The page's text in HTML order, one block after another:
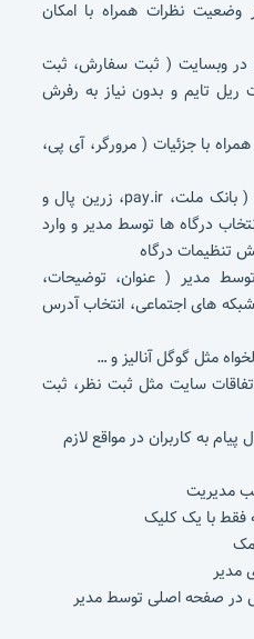
نظرات همراه با امکان
در وبسایت ( ثبت سفارش، ثبت
ریل تایم و بدون نیاز به رفرش
با جزئیات ( مرورگر، آی پی،
امکان اتصال به چند درگاه پرداخت ( بانک ملت، pay.ir، زرین پال و
درگاه ها توسط مدیر و وارد
تنظیمات درگاه
مدیر ( عنوان، توضیحات،
های اجتماعی، انتخاب آدرس
مثل گوگل آنالیز و …
سایت مثل ثبت نظر، ثبت
به کاربران در مواقع لازم
مدیریت
فقط با یک کلیک
مدیر
در صفحه اصلی توسط مدیر